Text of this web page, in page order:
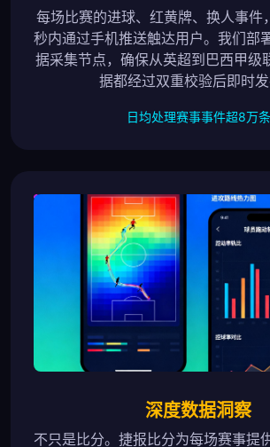
每场比赛的进球、红黄牌、换人事
秒内通过手机推送触达用户。我们部
据采集节点，确保从英超到巴西甲级
据都经过双重校验后即时发
日均处理赛事事件超8万条
深度数据洞察
不只是比分。捷报比分为每场赛事提